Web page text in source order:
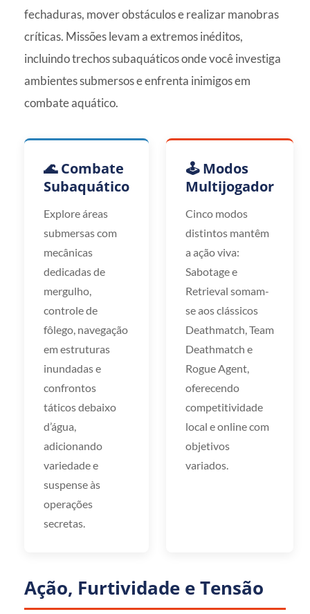
fechaduras, mover obstáculos e realizar manobras
críticas. Missões levam a extremos inéditos,
incluindo trechos subaquáticos onde você investiga
ambientes submersos e enfrenta inimigos em
combate aquático.
🌊 Combate
Subaquático
Explore áreas
submersas com
mecânicas
dedicadas de
mergulho,
controle de
fôlego, navegação
em estruturas
inundadas e
confrontos
táticos debaixo
d’água,
adicionando
variedade e
suspense às
operações
secretas.
🕹️ Modos
Multijogador
Cinco modos
distintos mantêm
a ação viva:
Sabotage e
Retrieval somam-
se aos clássicos
Deathmatch, Team
Deathmatch e
Rogue Agent,
oferecendo
competitividade
local e online com
objetivos
variados.
Ação, Furtividade e Tensão